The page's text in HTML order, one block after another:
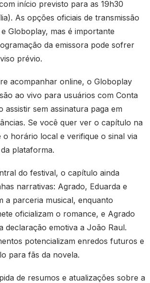
início previsto para as 19h30
As opções oficiais de transmissão
Globoplay, mas é importante
da emissora pode sofrer
prévio.
acompanhar online, o Globoplay
ao vivo para usuários com Conta
assistir sem assinatura paga em
Se você quer ver o capítulo na
horário local e verifique o sinal via
plataforma.
do festival, o capítulo ainda
narrativas: Agrado, Eduarda e
a parceria musical, enquanto
oficializam o romance, e Agrado
declaração emotiva a João Raul.
potencializam enredos futuros e
para fãs da novela.
de resumos e atualizações sobre a